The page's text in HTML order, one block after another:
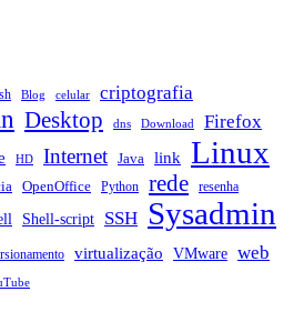
Blog celular criptografia
Desktop dns Download Firefox
HD Internet Java link Linux
OpenOffice Python rede resenha
Shell-script SSH Sysadmin
virtualização VMware web